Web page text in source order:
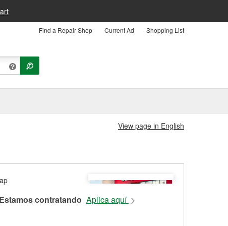
Find a Repair Shop Current Ad Shopping List
View page in English
Estamos contratando Aplica aquí